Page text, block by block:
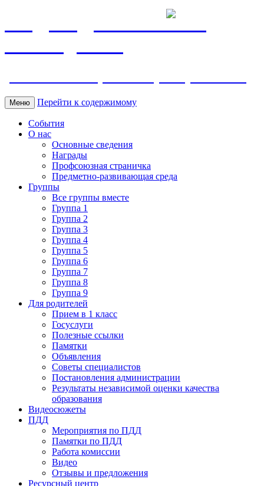
МБДОУ ДС "Калинка"
Меню Перейти к содержимому
События
О нас
Основные сведения
Награды
Профсоюзная страничка
Предметно-развивающая среда
Группы
Все группы вместе
Группа 1
Группа 2
Группа 3
Группа 4
Группа 5
Группа 6
Группа 7
Группа 8
Группа 9
Для родителей
Прием в 1 класс
Госуслуги
Полезные ссылки
Памятки
Объявления
Советы специалистов
Постановления администрации
Результаты независимой оценки качества
образования
Видеосюжеты
ПДД
Мероприятия по ПДД
Памятки по ПДД
Работа комиссии
Видео
Отзывы и предложения
Ресурсный центр